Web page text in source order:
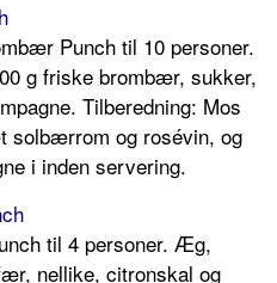
Punch til 10 personer.
g friske brombær, sukker,
Tilberedning: Mos
og rosévin, og
i inden servering.
til 4 personer. Æg,
nellike, citronskal og